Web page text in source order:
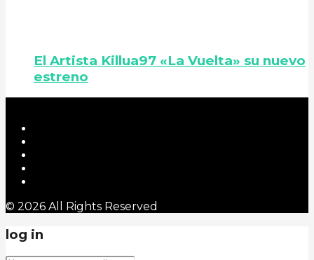
El Artista Killua97 «La Vuelta» su nuevo
estreno
© 2026 All Rights Reserved
log in